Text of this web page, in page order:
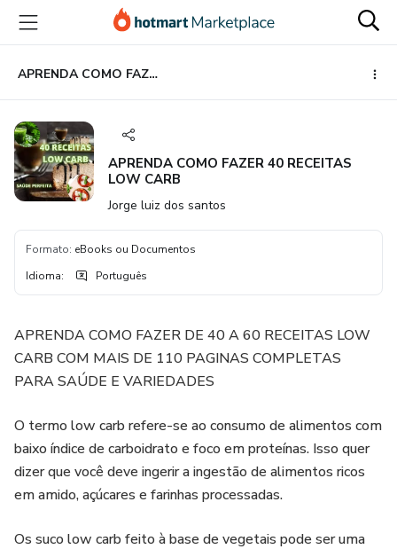
para
conteúdo
principal
para
pagamento
para
rodapé
APRENDA COMO FAZER 40 RECEITAS LOW CARB
APRENDA COMO FAZER 40 RECEITAS
LOW CARB
Jorge luiz dos santos
Formato: eBooks ou Documentos
Idioma: Português
APRENDA COMO FAZER DE 40 A 60 RECEITAS LOW
CARB COM MAIS DE 110 PAGINAS COMPLETAS
PARA SAÚDE E VARIEDADES
O termo low carb refere-se ao consumo de alimentos com
baixo índice de carboidrato e foco em proteínas. Isso quer
dizer que você deve ingerir a ingestão de alimentos ricos
em amido, açúcares e farinhas processadas.
Os suco low carb feito à base de vegetais pode ser uma